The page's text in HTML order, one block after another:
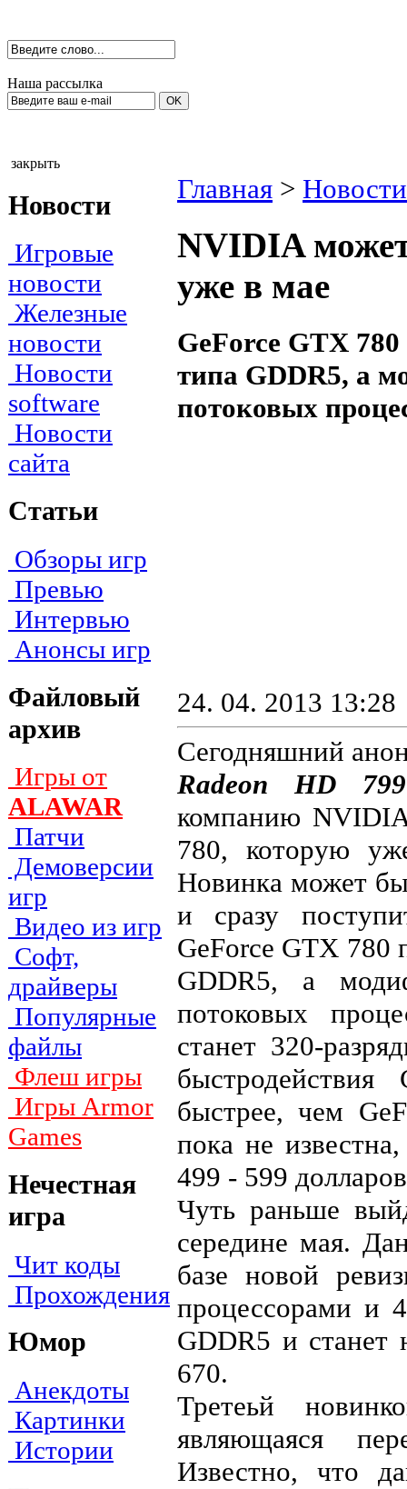
Наша рассылка
закрыть
Новости
Игровые
новости
Железные
новости
Новости
software
Новости
сайта
Статьи
Обзоры игр
Превью
Интервью
Анонсы игр
Файловый
архив
Игры от
ALAWAR
Патчи
Демоверсии
игр
Видео из игр
Софт,
драйверы
Популярные
файлы
Флеш игры
Игры Armor
Games
Нечестная
игра
Чит коды
Прохождения
Юмор
Анекдоты
Картинки
Истории
Главная >
NVIDIA
уже в мае
GeForce GTX
типа GDDR5, а
потоковых
24. 04. 2013 13:28
Сегодняшний
Radeon HD
компанию
780, которую
Новинка может
и сразу
GeForce GTX 780
GDDR5, а
потоковых
станет 320-
быстрее, чем
пока не
499 - 599
Чуть раньше
середине мая.
базе новой
процессорами и
GDDR5 и станет
670.
Третеьй
являющаяся
Известно, что